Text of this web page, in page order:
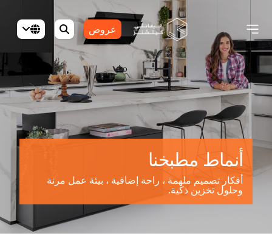
عروض
أنماط مطبخنا
أفكار تصميم ملهمة ، راحة إضافية ، بيئة عمل مرنة
وحلول تخزين ذكية.